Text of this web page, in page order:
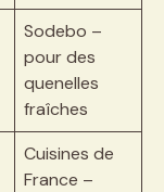
Sodebo –
pour des
quenelles
fraîches
Cuisines de
France –